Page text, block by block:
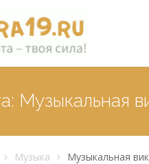
Музыкальная
Музыка Музыкальная